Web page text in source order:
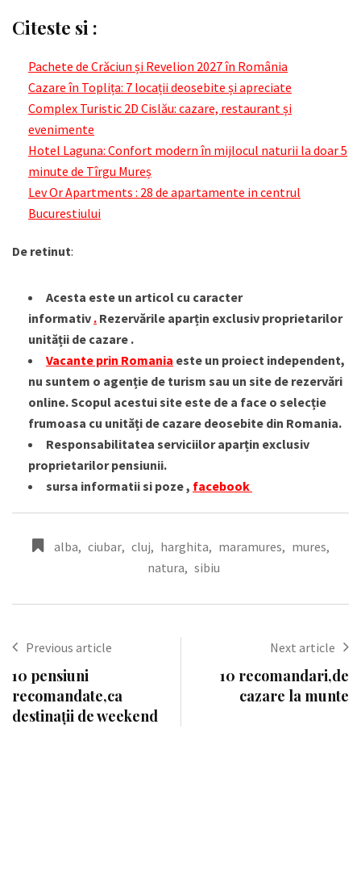
Citeste si :
Pachete de Crăciun și Revelion 2027 în România
Cazare în Toplița: 7 locații deosebite și apreciate
Complex Turistic 2D Cislău: cazare, restaurant și
evenimente
Hotel Laguna: Confort modern în mijlocul naturii la doar 5
minute de Tîrgu Mureș
Lev Or Apartments : 28 de apartamente in centrul
Bucurestiului
De retinut:
Acesta este un articol cu caracter
informativ . Rezervările aparțin exclusiv proprietarilor
unității de cazare .
Vacante prin Romania este un proiect independent,
nu suntem o agenție de turism sau un site de rezervări
online. Scopul acestui site este de a face o selecție
frumoasa cu unități de cazare deosebite din Romania.
Responsabilitatea serviciilor aparțin exclusiv
proprietarilor pensiunii.
sursa informatii si poze , facebook
alba, ciubar, cluj, harghita, maramures, mures,
natura, sibiu
Previous article
10 pensiuni
recomandate,ca
destinații de weekend
Next article
10 recomandari,de
cazare la munte